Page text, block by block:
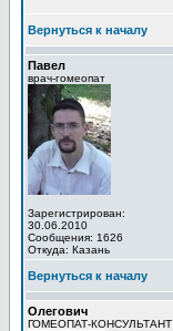
Вернуться к началу
Павел
врач-гомеопат
Зарегистрирован:
30.06.2010
Сообщения: 1626
Откуда: Казань
Вернуться к началу
Олегович
ГОМЕОПАТ-КОНСУЛЬТАНТ